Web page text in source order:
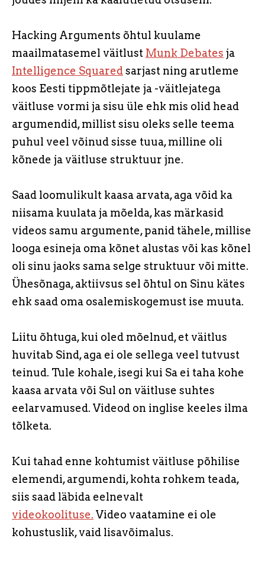
Hacking Arguments õhtul kuulame
maailmatasemel väitlust Munk Debates ja
Intelligence Squaredsarjast ning arutleme
koos Eesti tippmõtlejate ja -väitlejatega
väitluse vormi ja sisu üle ehk mis olid head
argumendid, millist sisu oleks selle teema
puhul veel võinud sisse tuua, milline oli
kõnede ja väitluse struktuur jne.
Saad loomulikult kaasa arvata, aga võid ka
niisama kuulata ja mõelda, kas märkasid
videos samu argumente, panid tähele, millise
looga esineja oma kõnet alustas või kas kõnel
oli sinu jaoks sama selge struktuur või mitte.
Ühesõnaga, aktiivsus sel õhtul on Sinu kätes
ehk saad oma osalemiskogemust ise muuta.
Liitu õhtuga, kui oled mõelnud, et väitlus
huvitab Sind, aga ei ole sellega veel tutvust
teinud. Tule kohale, isegi kui Sa ei taha kohe
kaasa arvata või Sul on väitluse suhtes
eelarvamused. Videod on inglise keeles ilma
tõlketa.
Kui tahad enne kohtumist väitluse põhilise
elemendi, argumendi, kohta rohkem teada,
siis saad läbida eelnevalt
videokoolituse. Video vaatamine ei ole
kohustuslik, vaid lisavõimalus.